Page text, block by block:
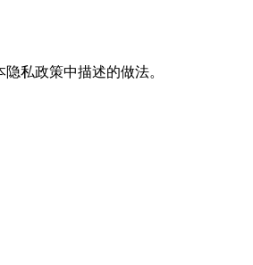
私政策中描述的做法。